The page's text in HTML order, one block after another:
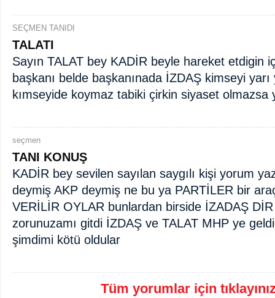
SEÇMEN TANIDI
TALATI
Sayın TALAT bey KADİR beyle hareket etdigin
başkanı belde başkanınada İZDAŞ kimseyi yarı
kımseyide koymaz tabiki çirkin siyaset olmazsa
seçmen
TANI KONUŞ
KADİR bey sevilen sayılan saygılı kişi yorum
deymiş AKP deymiş ne bu ya PARTİLER bir
VERİLİR OYLAR bunlardan birside İZADAŞ
zorunuzamı gitdi İZDAŞ ve TALAT MHP ye
şimdimi kötü oldular
Tüm yorumlar için